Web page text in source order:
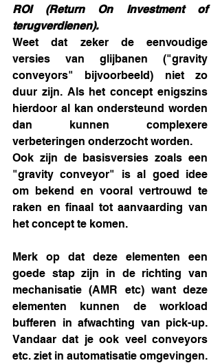
ROI (Return On Investment of
terugverdienen).
Weet dat zeker de eenvoudige
versies van glijbanen ("gravity
conveyors" bijvoorbeeld) niet zo
duur zijn. Als het concept enigszins
hierdoor al kan ondersteund worden
dan kunnen complexere
verbeteringen onderzocht worden.
Ook zijn de basisversies zoals een
"gravity conveyor" is al goed idee
om bekend en vooral vertrouwd te
raken en finaal tot aanvaarding van
het concept te komen.
Merk op dat deze elementen een
goede stap zijn in de richting van
mechanisatie (AMR etc) want deze
elementen kunnen de workload
bufferen in afwachting van pick-up.
Vandaar dat je ook veel conveyors
etc. ziet in automatisatie omgevingen.